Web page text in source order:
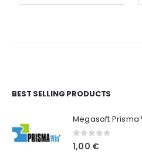
BEST SELLING PRODUCTS
Megasoft Prisma
0 out of 5
1,00 €
Ο Λογαριασμός μου
Στοιχεία λογαριασμού
Παραγγελίες